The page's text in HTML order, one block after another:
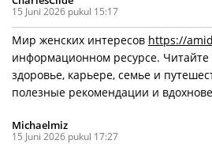
15 Juni 2026 pukul 15:17
Мир женских интересов https://
информационном ресурсе. Читайте
здоровье, карьере, семье и
полезные рекомендации и
Michaelmiz
15 Juni 2026 pukul 17:27